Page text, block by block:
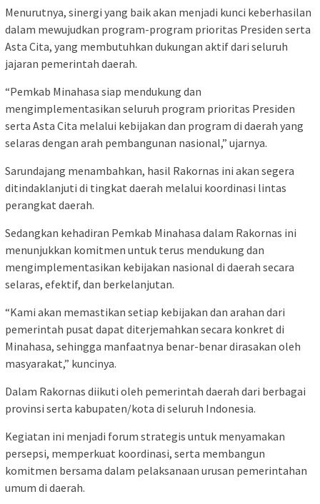
Menurutnya, sinergi yang baik akan menjadi kunci keberhasilan
dalam mewujudkan program-program prioritas Presiden serta
Asta Cita, yang membutuhkan dukungan aktif dari seluruh
jajaran pemerintah daerah.
“Pemkab Minahasa siap mendukung dan
mengimplementasikan seluruh program prioritas Presiden
serta Asta Cita melalui kebijakan dan program di daerah yang
selaras dengan arah pembangunan nasional,” ujarnya.
Sarundajang menambahkan, hasil Rakornas ini akan segera
ditindaklanjuti di tingkat daerah melalui koordinasi lintas
perangkat daerah.
Sedangkan kehadiran Pemkab Minahasa dalam Rakornas ini
menunjukkan komitmen untuk terus mendukung dan
mengimplementasikan kebijakan nasional di daerah secara
selaras, efektif, dan berkelanjutan.
“Kami akan memastikan setiap kebijakan dan arahan dari
pemerintah pusat dapat diterjemahkan secara konkret di
Minahasa, sehingga manfaatnya benar-benar dirasakan oleh
masyarakat,” kuncinya.
Dalam Rakornas diikuti oleh pemerintah daerah dari berbagai
provinsi serta kabupaten/kota di seluruh Indonesia.
Kegiatan ini menjadi forum strategis untuk menyamakan
persepsi, memperkuat koordinasi, serta membangun
komitmen bersama dalam pelaksanaan urusan pemerintahan
umum di daerah.